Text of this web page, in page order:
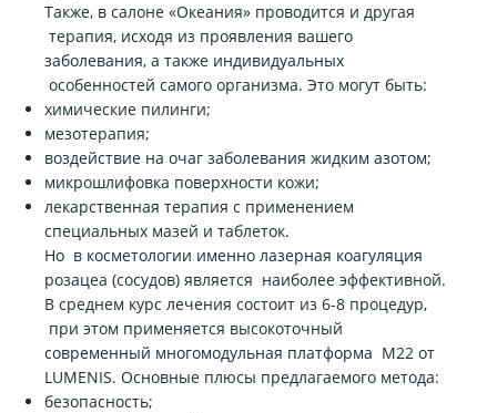
Также, в салоне «Океания» проводится и другая
терапия, исходя из проявления вашего
заболевания, а также индивидуальных
особенностей самого организма. Это могут быть:
химические пилинги;
мезотерапия;
воздействие на очаг заболевания жидким азотом;
микрошлифовка поверхности кожи;
лекарственная терапия с применением
специальных мазей и таблеток.
Но в косметологии именно лазерная коагуляция
розацеа (сосудов) является наиболее эффективной.
В среднем курс лечения состоит из 6-8 процедур,
при этом применяется высокоточный
современный многомодульная платформа M22 от
LUMENIS. Основные плюсы предлагаемого метода:
безопасность;